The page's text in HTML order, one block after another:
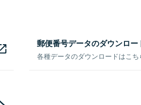
郵便番号データのダウンロー
各種データのダウンロードはこ